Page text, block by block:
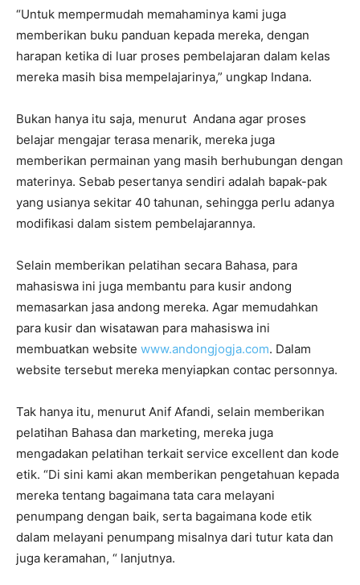
“Untuk mempermudah memahaminya kami juga
memberikan buku panduan kepada mereka, dengan
harapan ketika di luar proses pembelajaran dalam kelas
mereka masih bisa mempelajarinya,” ungkap Indana.
Bukan hanya itu saja, menurut Andana agar proses
belajar mengajar terasa menarik, mereka juga
memberikan permainan yang masih berhubungan dengan
materinya. Sebab pesertanya sendiri adalah bapak-pak
yang usianya sekitar 40 tahunan, sehingga perlu adanya
modifikasi dalam sistem pembelajarannya.
Selain memberikan pelatihan secara Bahasa, para
mahasiswa ini juga membantu para kusir andong
memasarkan jasa andong mereka. Agar memudahkan
para kusir dan wisatawan para mahasiswa ini
membuatkan website www.andongjogja.com. Dalam
website tersebut mereka menyiapkan contac personnya.
Tak hanya itu, menurut Anif Afandi, selain memberikan
pelatihan Bahasa dan marketing, mereka juga
mengadakan pelatihan terkait service excellent dan kode
etik. “Di sini kami akan memberikan pengetahuan kepada
mereka tentang bagaimana tata cara melayani
penumpang dengan baik, serta bagaimana kode etik
dalam melayani penumpang misalnya dari tutur kata dan
juga keramahan, “ lanjutnya.